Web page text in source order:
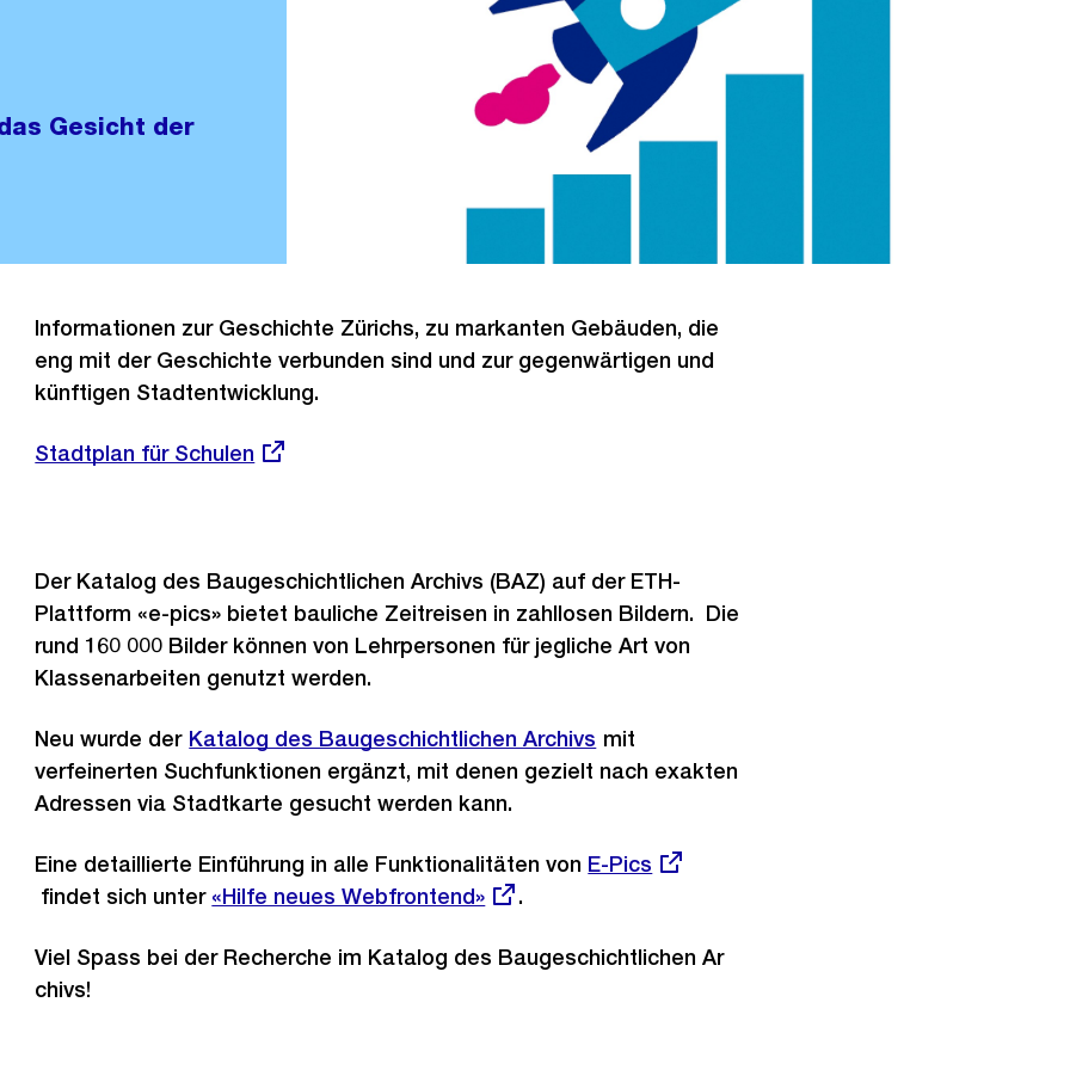
Gesicht der
Informationen zur Geschichte Zürichs, zu markanten Gebäuden, die
eng mit der Geschichte verbunden sind und zur gegenwärtigen und
künftigen Stadtentwicklung.
Externer
Stadtplan für Schulen
Der Katalog des Baugeschichtlichen Archivs (BAZ) auf der ETH-
Plattform «e-pics» bietet bauliche Zeitreisen in zahllosen Bildern. Die
rund 160 000 Bilder können von Lehrpersonen für jegliche Art von
Klassenarbeiten genutzt werden.
Neu wurde der Katalog des Baugeschichtlichen ​Archivs mit
verfeinerten Suchfunktionen ergänzt, mit denen gezielt nach exakten
Adressen via Stadtkarte gesucht werden kann.
Eine detaillierte Einführung in alle Funktionalitäten von Externer
E-Pics
findet sich unter Externer
«Hilfe neues Webfrontend​» .
Viel Spass bei der Recherche im Katalog des Baugeschichtlichen Ar​
chivs!